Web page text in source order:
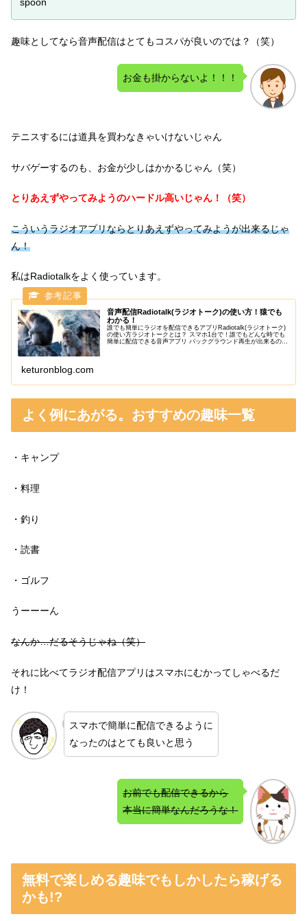
趣味としてなら音声配信はとてもコスパが良いのでは？（笑）
お金も掛からないよ！！！
テニスするには道具を買わなきゃいけないじゃん
サバゲーするのも、お金が少しはかかるじゃん（笑）
とりあえずやってみようのハードル高いじゃん！（笑）
こういうラジオアプリならとりあえずやってみようが出来るじゃ
ん！
私はRadiotalkをよく使っています。
音声配信Radiotalk(ラジオトーク)の使い方！猿でも
わかる！
誰でも簡単にラジオを配信できるアプリRadiotalk(ラジオトーク)
の使い方ラジオトークとは？ スマホ1台で！誰でもどんな時でも
簡単に配信できる音声アプリ バックグラウンド再生が出来るので
keturonblog.com
よく例にあがる。おすすめの趣味一覧
・キャンプ
・料理
・釣り
・読書
・ゴルフ
うーーーん
なんか…だるそうじゃね（笑）
それに比べてラジオ配信アプリはスマホにむかってしゃべるだ
け！
スマホで簡単に配信できるように
なったのはとても良いと思う
お前でも配信できるから
本当に簡単なんだろうな！
無料で楽しめる趣味でもしかしたら稼げる
かも!?